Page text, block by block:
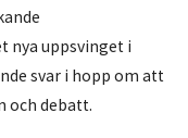
nya uppsvinget i
svar i hopp om att
och debatt.